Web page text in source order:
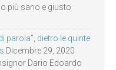
più sano e giusto
parola”, dietro le quinte
Dicembre 29, 2020
Dario Edoardo